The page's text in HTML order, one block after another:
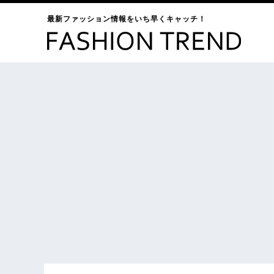
最新ファッション情報をいち早くキャッチ！